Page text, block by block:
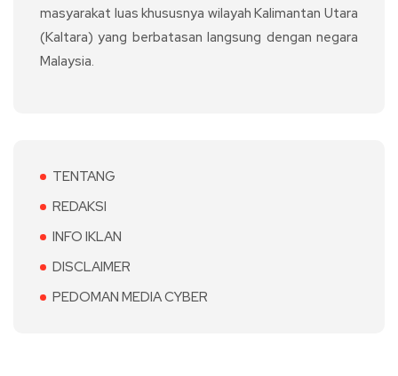
masyarakat luas khususnya wilayah Kalimantan Utara
(Kaltara) yang berbatasan langsung dengan negara
Malaysia.
TENTANG
REDAKSI
INFO IKLAN
DISCLAIMER
PEDOMAN MEDIA CYBER